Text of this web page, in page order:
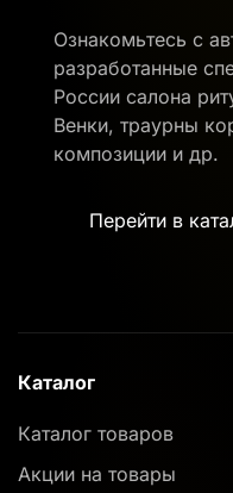
Ознакомьтесь с
разработанные
России салона
Венки, траурны
композиции и др.
Перейти в
Каталог
Каталог товаров
Акции на товары